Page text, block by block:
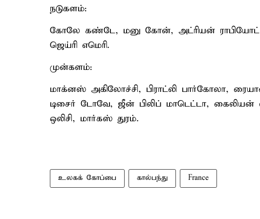
நடுகளம்:
கோலே கண்டே, மனு கோன், அட்ரியன் ராபியோட்,
ஜெய்ரி எமெரி.
முன்களம்:
மாக்னஸ் அகிலோச்சி, பிராட்லி பார்கோலா,
டிசைர் டோவே, ஜீன் பிலிப் மாடெட்டா,
ஒலிசி, மார்கஸ் துரம்.
உலகக் கோப்பை கால்பந்து France